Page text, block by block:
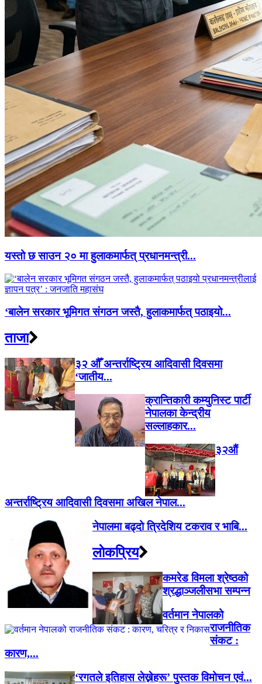
यस्तो छ साउन २० मा हुलाकमार्फत् प्रधानमन्त्री...
‘बालेन सरकार भूमिगत संगठन जस्तै, हुलाकमार्फत् पठाइयो...
ताजा
३२ औँ अन्तर्राष्ट्रिय आदिवासी दिवसमा
‘जातीय...
क्रान्तिकारी कम्युनिस्ट पार्टी
नेपालका केन्द्रीय
सल्लाहकार...
३२औं
अन्तर्राष्ट्रिय आदिवासी दिवसमा अखिल नेपाल...
नेपालमा बढ्दो त्रिदेशिय टकराव र भाबि...
लाेकप्रिय
कमरेड विमला श्रेष्ठको
श्रद्धाञ्जलीसभा सम्पन्न
वर्तमान नेपालको
राजनीतिक
संकट :
कारण,...
‘रगतले इतिहास लेख्नेहरू’ पुस्तक विमोचन एवं...